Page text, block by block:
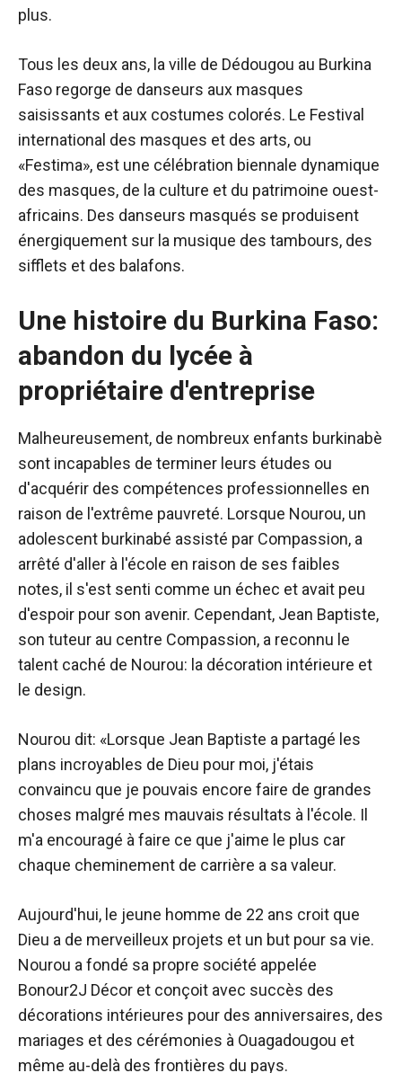
plus.
Tous les deux ans, la ville de Dédougou au Burkina
Faso regorge de danseurs aux masques
saisissants et aux costumes colorés. Le Festival
international des masques et des arts, ou
«Festima», est une célébration biennale dynamique
des masques, de la culture et du patrimoine ouest-
africains. Des danseurs masqués se produisent
énergiquement sur la musique des tambours, des
sifflets et des balafons.
Une histoire du Burkina Faso:
abandon du lycée à
propriétaire d'entreprise
Malheureusement, de nombreux enfants burkinabè
sont incapables de terminer leurs études ou
d'acquérir des compétences professionnelles en
raison de l'extrême pauvreté. Lorsque Nourou, un
adolescent burkinabé assisté par Compassion, a
arrêté d'aller à l'école en raison de ses faibles
notes, il s'est senti comme un échec et avait peu
d'espoir pour son avenir. Cependant, Jean Baptiste,
son tuteur au centre Compassion, a reconnu le
talent caché de Nourou: la décoration intérieure et
le design.
Nourou dit: «Lorsque Jean Baptiste a partagé les
plans incroyables de Dieu pour moi, j'étais
convaincu que je pouvais encore faire de grandes
choses malgré mes mauvais résultats à l'école. Il
m'a encouragé à faire ce que j'aime le plus car
chaque cheminement de carrière a sa valeur.
Aujourd'hui, le jeune homme de 22 ans croit que
Dieu a de merveilleux projets et un but pour sa vie.
Nourou a fondé sa propre société appelée
Bonour2J Décor et conçoit avec succès des
décorations intérieures pour des anniversaires, des
mariages et des cérémonies à Ouagadougou et
même au-delà des frontières du pays.